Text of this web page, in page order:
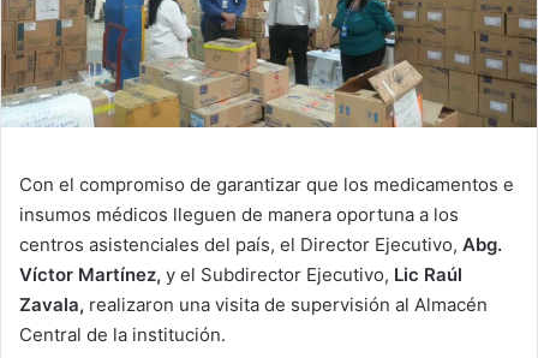
Con el compromiso de garantizar que los medicamentos e
insumos médicos lleguen de manera oportuna a los
centros asistenciales del país, el Director Ejecutivo, Abg.
Víctor Martínez, y el Subdirector Ejecutivo, Lic Raúl
Zavala, realizaron una visita de supervisión al Almacén
Central de la institución.